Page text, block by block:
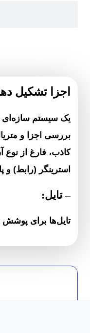
اجزا تشکیل
یک سیستم
بررسی اجزا و
کاذب، فارغ از
استرینگر (رابط) و
–تایل‌:
تایل‌ها برای پوشش